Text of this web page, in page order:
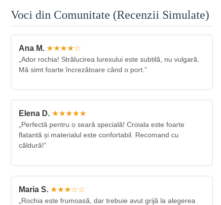
Voci din Comunitate (Recenzii Simulate)
Ana M. ★★★★☆
„Ador rochia! Strălucirea lurexului este subtilă, nu vulgară.
Mă simt foarte încrezătoare când o port.”
Elena D. ★★★★★
„Perfectă pentru o seară specială! Croiala este foarte
flatantă și materialul este confortabil. Recomand cu
căldură!”
Maria S. ★★★☆☆
„Rochia este frumoasă, dar trebuie avut grijă la alegerea